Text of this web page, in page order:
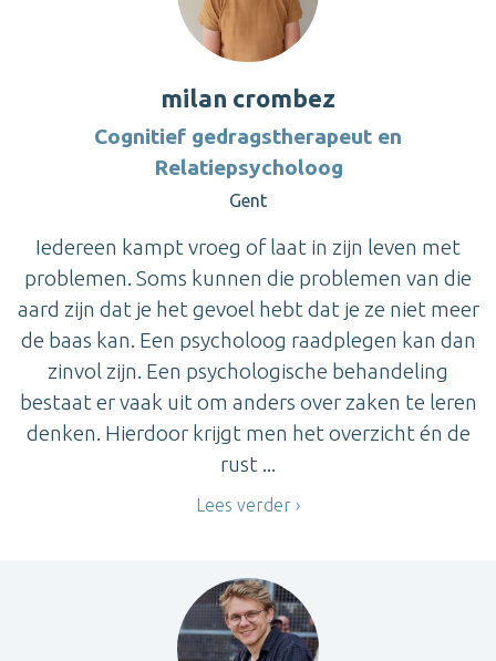
milan crombez
Cognitief gedragstherapeut en
Relatiepsycholoog
Gent
Iedereen kampt vroeg of laat in zijn leven met
problemen. Soms kunnen die problemen van die
aard zijn dat je het gevoel hebt dat je ze niet meer
de baas kan. Een psycholoog raadplegen kan dan
zinvol zijn. Een psychologische behandeling
bestaat er vaak uit om anders over zaken te leren
denken. Hierdoor krijgt men het overzicht én de
rust ...
Lees verder